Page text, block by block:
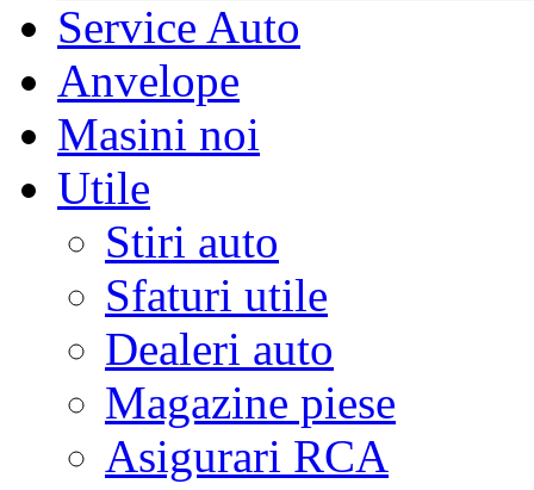
Service Auto
Anvelope
Masini noi
Utile
Stiri auto
Sfaturi utile
Dealeri auto
Magazine piese
Asigurari RCA